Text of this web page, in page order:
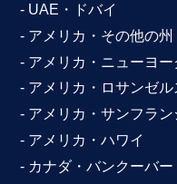
- UAE・ドバイ
- アメリカ・その他の州
- アメリカ・ニューヨー
- アメリカ・ロサンゼル
- アメリカ・サンフラン
- アメリカ・ハワイ
- カナダ・バンクーバー